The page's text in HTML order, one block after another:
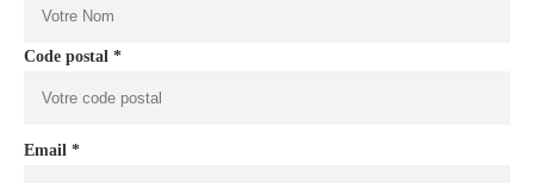
Code postal *
Email *